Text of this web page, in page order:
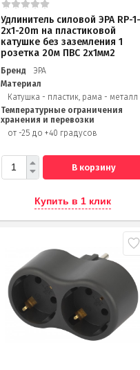
Удлинитель силовой ЭРА RP-
2x1-20m на пластиковой
катушке без заземления 1
розетка 20м ПВС 2х1мм2
Бренд
ЭРА
Материал
Катушка - пластик, рама - металл
Температурные ограничения
хранения и перевозки
от -25 до +40 градусов
В корзину
Купить в 1 клик